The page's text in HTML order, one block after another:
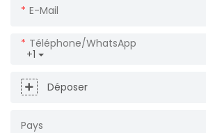
E-Mail
+1
Téléphone/WhatsApp
Déposer
Pays